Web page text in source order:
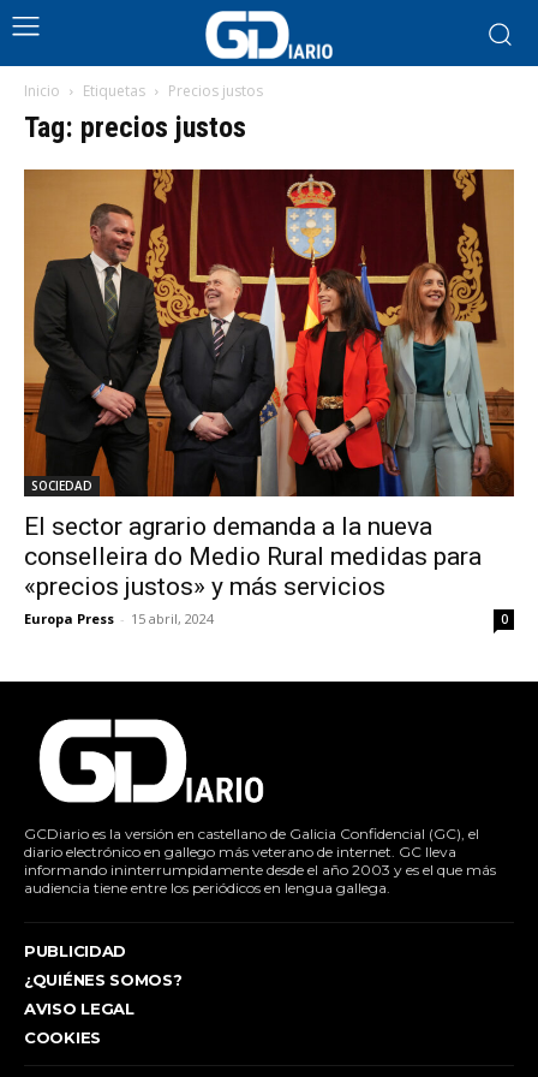
Inicio Etiquetas Precios justos
Tag: precios justos
SOCIEDAD
El sector agrario demanda a la nueva
conselleira do Medio Rural medidas para
«precios justos» y más servicios
Europa Press - 15 abril, 2024 0
GCDiario es la versión en castellano de Galicia Confidencial (GC), el
diario electrónico en gallego más veterano de internet. GC lleva
informando ininterrumpidamente desde el año 2003 y es el que más
audiencia tiene entre los periódicos en lengua gallega.
PUBLICIDAD
¿QUIÉNES SOMOS?
AVISO LEGAL
COOKIES